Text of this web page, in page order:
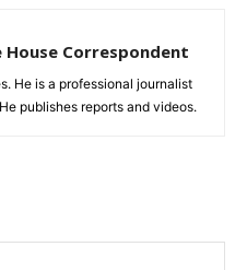
Correspondent
He is a professional journalist
publishes reports and videos.